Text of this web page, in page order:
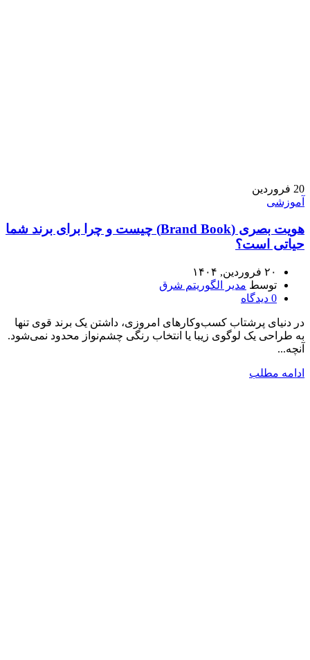
20 فروردین
آموزشی
هویت بصری (Brand Book) چیست و چرا برای برند شما
حیاتی است؟
۲۰ فروردین, ۱۴۰۴
توسط مدیر الگوریتم شرق
0 دیدگاه
در دنیای پرشتاب کسب‌وکارهای امروزی، داشتن یک برند قوی تنها
به طراحی یک لوگوی زیبا یا انتخاب رنگی چشم‌نواز محدود نمی‌شود.
آنچه...
ادامه مطلب